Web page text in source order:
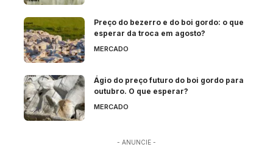
Preço do bezerro e do boi gordo: o que
esperar da troca em agosto?
MERCADO
Ágio do preço futuro do boi gordo para
outubro. O que esperar?
MERCADO
- ANUNCIE -